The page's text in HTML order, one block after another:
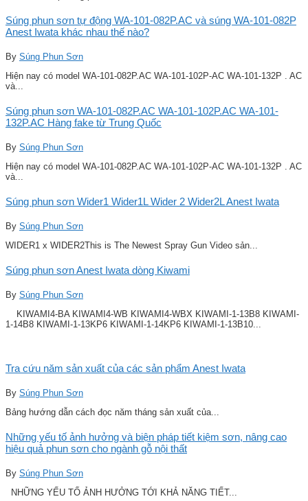
Súng phun sơn tự động WA-101-082P.AC và súng WA-101-082P
Anest Iwata khác nhau thế nào?
By Súng Phun Sơn
Hiện nay có model WA-101-082P.AC WA-101-102P-AC WA-101-132P . AC
và...
Súng phun sơn WA-101-082P.AC WA-101-102P.AC WA-101-
132P.AC Hàng fake từ Trung Quốc
By Súng Phun Sơn
Hiện nay có model WA-101-082P.AC WA-101-102P-AC WA-101-132P . AC
và...
Súng phun sơn Wider1 Wider1L Wider 2 Wider2L Anest Iwata
By Súng Phun Sơn
WIDER1 x WIDER2This is The Newest Spray Gun Video sản...
Súng phun sơn Anest Iwata dòng Kiwami
By Súng Phun Sơn
KIWAMI4-BA KIWAMI4-WB KIWAMI4-WBX KIWAMI-1-13B8 KIWAMI-
1-14B8 KIWAMI-1-13KP6 KIWAMI-1-14KP6 KIWAMI-1-13B10...
Tra cứu năm sản xuất của các sản phẩm Anest Iwata
By Súng Phun Sơn
Bảng hướng dẫn cách đọc năm tháng sản xuất của...
Những yếu tố ảnh hưởng và biện pháp tiết kiệm sơn, nâng cao
hiệu quả phun sơn cho ngành gỗ nội thất
By Súng Phun Sơn
NHỮNG YẾU TỐ ẢNH HƯỞNG TỚI KHẢ NĂNG TIẾT...